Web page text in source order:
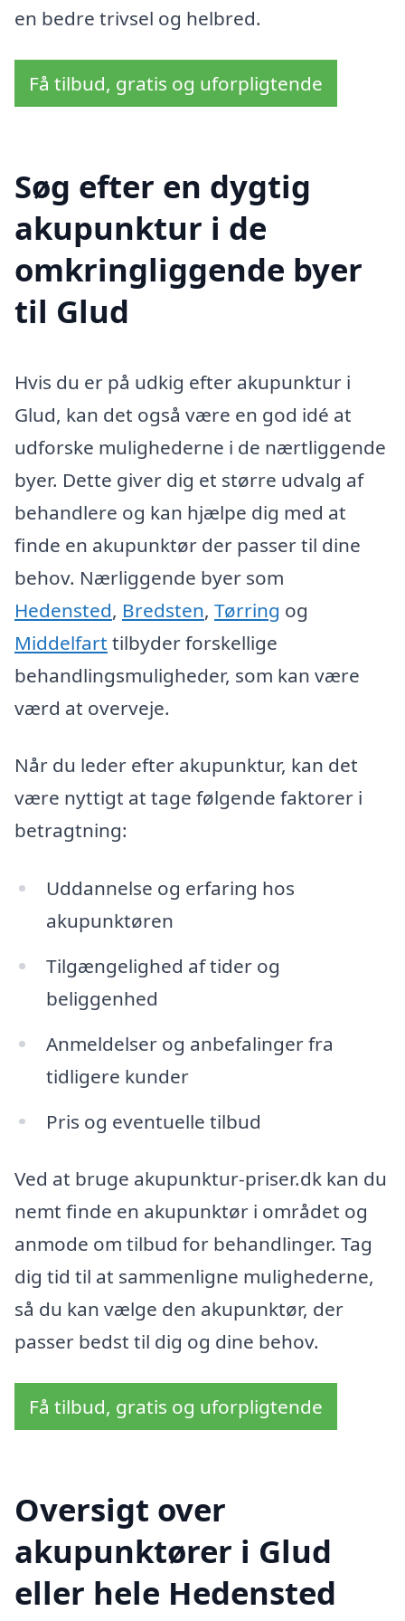
en bedre trivsel og helbred.
Få tilbud, gratis og uforpligtende
Søg efter en dygtig
akupunktur i de
omkringliggende byer
til Glud
Hvis du er på udkig efter akupunktur i
Glud, kan det også være en god idé at
udforske mulighederne i de nærtliggende
byer. Dette giver dig et større udvalg af
behandlere og kan hjælpe dig med at
finde en akupunktør der passer til dine
behov. Nærliggende byer som
Hedensted, Bredsten, Tørring og
Middelfart tilbyder forskellige
behandlingsmuligheder, som kan være
værd at overveje.
Når du leder efter akupunktur, kan det
være nyttigt at tage følgende faktorer i
betragtning:
Uddannelse og erfaring hos
akupunktøren
Tilgængelighed af tider og
beliggenhed
Anmeldelser og anbefalinger fra
tidligere kunder
Pris og eventuelle tilbud
Ved at bruge akupunktur-priser.dk kan du
nemt finde en akupunktør i området og
anmode om tilbud for behandlinger. Tag
dig tid til at sammenligne mulighederne,
så du kan vælge den akupunktør, der
passer bedst til dig og dine behov.
Få tilbud, gratis og uforpligtende
Oversigt over
akupunktører i Glud
eller hele Hedensted